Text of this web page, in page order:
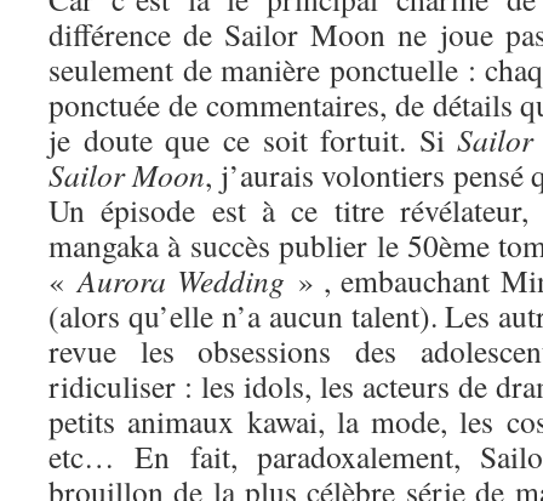
différence de Sailor Moon ne joue
seulement de manière ponctuelle :
ponctuée de commentaires, de détails
je doute que ce soit fortuit. Si
Sailor Moon, j’aurais volontiers pensé
Un épisode est à ce titre
mangaka à succès publier le 50ème
«Aurora Wedding » , embauchant
(alors qu’elle n’a aucun talent). Les
revue les obsessions des
ridiculiser : les idols, les acteurs de
petits animaux kawai, la mode, les
etc… En fait, paradoxalement,
brouillon de la plus célèbre série de